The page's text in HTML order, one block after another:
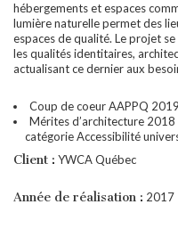
hébergements et espaces
lumière naturelle permet des
espaces de qualité. Le projet
les qualités identitaires,
actualisant ce dernier aux
Coup de coeur AAPPQ 2019
Mérites d’architecture 2018
catégorie Accessibilité
Client : YWCA Québec
Année de réalisation : 2017